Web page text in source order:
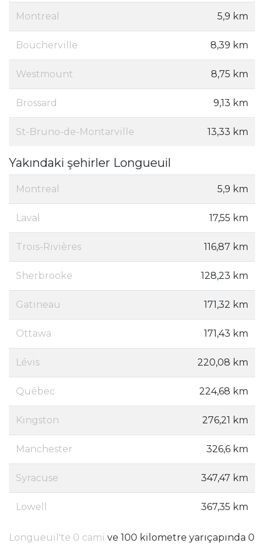
Montreal 5,9 km
Boucherville 8,39 km
Westmount 8,75 km
Brossard 9,13 km
St-Bruno-de-Montarville 13,33 km
Yakındaki şehirler Longueuil
Montreal 5,9 km
Laval 17,55 km
Trois-Rivières 116,87 km
Sherbrooke 128,23 km
Gatineau 171,32 km
Ottawa 171,43 km
Lévis 220,08 km
Québec 224,68 km
Kingston 276,21 km
Manchester 326,6 km
Syracuse 347,47 km
Lowell 367,35 km
Longueuil'te 0 cami ve 100 kilometre yarıçapında 0